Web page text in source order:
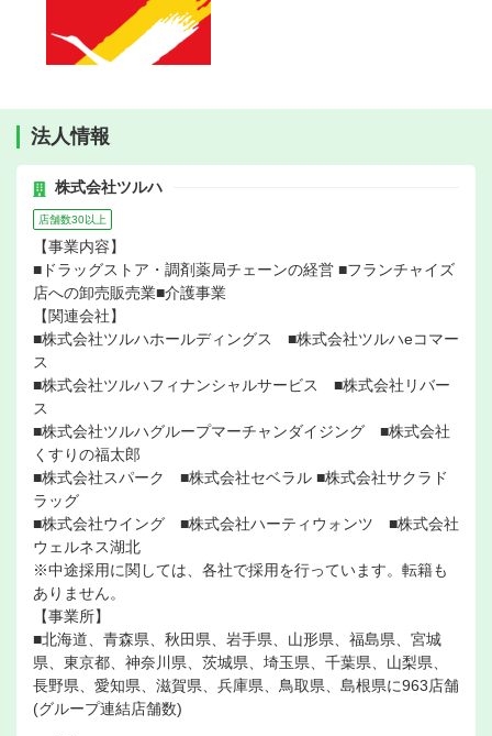
法人情報
株式会社ツルハ
店舗数30以上
【事業内容】
■ドラッグストア・調剤薬局チェーンの経営 ■フランチャイズ
店への卸売販売業■介護事業
【関連会社】
■株式会社ツルハホールディングス ■株式会社ツルハeコマー
ス
■株式会社ツルハフィナンシャルサービス ■株式会社リバー
ス
■株式会社ツルハグループマーチャンダイジング ■株式会社
くすりの福太郎
■株式会社スパーク ■株式会社セベラル ■株式会社サクラド
ラッグ
■株式会社ウイング ■株式会社ハーティウォンツ ■株式会社
ウェルネス湖北
※中途採用に関しては、各社で採用を行っています。転籍も
ありません。
【事業所】
■北海道、青森県、秋田県、岩手県、山形県、福島県、宮城
県、東京都、神奈川県、茨城県、埼玉県、千葉県、山梨県、
長野県、愛知県、滋賀県、兵庫県、鳥取県、島根県に963店舗
(グループ連結店舗数)